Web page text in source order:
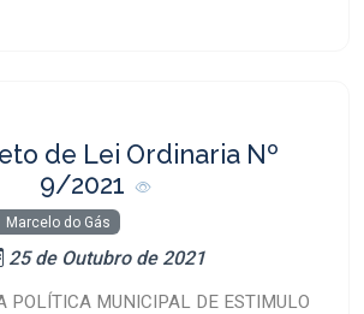
de Lei Ordinaria Nº
9/2021
Marcelo do Gás
25 de Outubro de 2021
POLÍTICA MUNICIPAL DE ESTIMULO